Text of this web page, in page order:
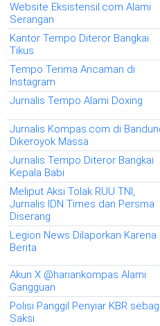
Website Eksistensil.com Alami
Serangan
Kantor Tempo Diteror Bangkai
Tikus
Tempo Terima Ancaman di
Instagram
Jurnalis Tempo Alami Doxing
Jurnalis Kompas.com di
Dikeroyok Massa
Jurnalis Tempo Diteror Bangkai
Kepala Babi
Meliput Aksi Tolak RUU TNI,
Jurnalis IDN Times dan Persma
Diserang
Legion News Dilaporkan Karena
Berita
Akun X @hariankompas Alami
Gangguan
Polisi Panggil Penyiar KBR
Saksi